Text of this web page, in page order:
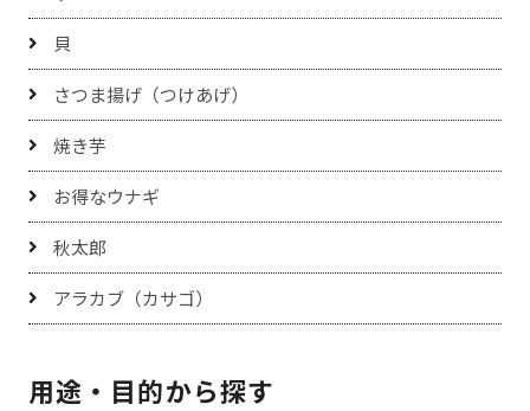
貝
さつま揚げ（つけあげ）
焼き芋
お得なウナギ
秋太郎
アラカブ（カサゴ）
用途・目的から探す